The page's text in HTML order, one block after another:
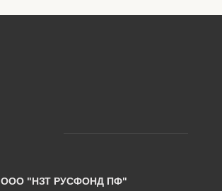
ООО "НЗТ РУСФОНД ПФ"